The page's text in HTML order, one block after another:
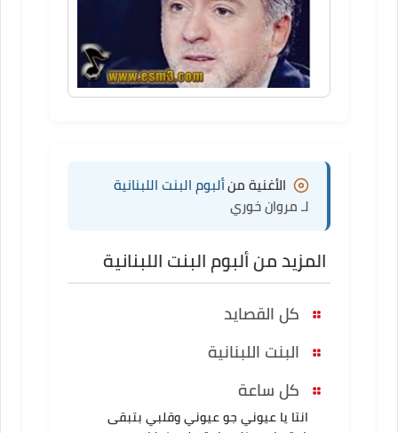
الأغنية منألبوم البنت اللبنانية
لـ مروان خوري
المزيد من ألبوم البنت اللبنانية
كل القصايد
البنت اللبنانية
كل ساعة
انتا يا عيوني جو عيوني وقلبي بتبقى